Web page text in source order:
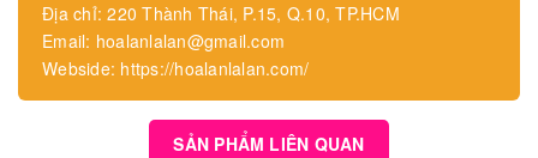
Địa chỉ: 220 Thành Thái, P.15, Q.10, TP.HCM
Email: hoalanlalan@gmail.com
Webside: https://hoalanlalan.com/
SẢN PHẨM LIÊN QUAN